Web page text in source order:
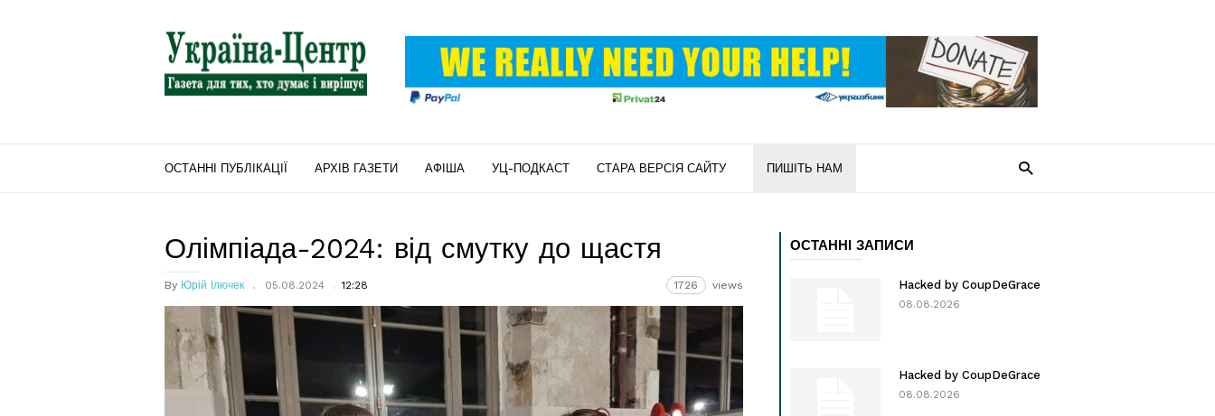
"Україна-
Центр"
ОСТАННІ ПУБЛІКАЦІЇ АРХІВ ГАЗЕТИ АФІША УЦ-ПОДКАСТ СТАРА ВЕРСІЯ САЙТУ ПИШІТЬ НАМ
Олімпіада-2024: від смутку до щастя
By Юрій Ілючек 05.08.2024 12:28 1726 views
ОСТАННІ ЗАПИСИ
Hacked by CoupDeGrace
08.08.2026
Hacked by CoupDeGrace
08.08.2026